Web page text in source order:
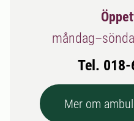
Tel.
Mer om